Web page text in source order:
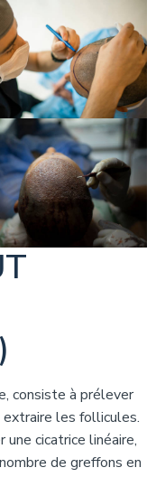
consiste à prélever
extraire les follicules.
cicatrice linéaire,
de greffons en